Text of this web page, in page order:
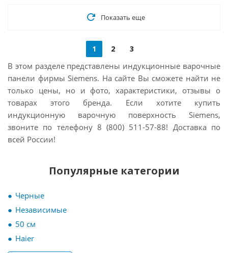
Показать еще
1 2 3
В этом разделе представлены индукционные варочные
панели фирмы Siemens. На сайте Вы сможете найти не
только цены, но и фото, характеристики, отзывы о
товарах этого бренда. Если хотите
купить
индукционную варочную поверхность Siemens,
звоните по телефону 8 (800) 511-57-88! Доставка по
всей России!
Популярные категории
Черные
Независимые
50 см
Haier